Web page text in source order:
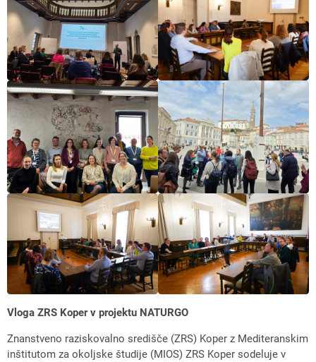
Vloga ZRS Koper v projektu NATURGO
Znanstveno raziskovalno središče (ZRS) Koper z Mediteranskim
inštitutom za okoljske študije (MIOS) ZRS Koper sodeluje v